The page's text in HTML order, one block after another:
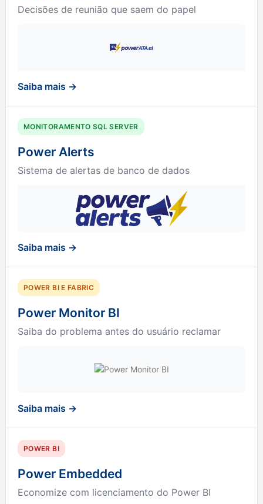
Decisões de reunião que saem do papel
Saiba mais →
MONITORAMENTO SQL SERVER
Power Alerts
Sistema de alertas de banco de dados
Saiba mais →
POWER BI E FABRIC
Power Monitor BI
Saiba do problema antes do usuário reclamar
Saiba mais →
POWER BI
Power Embedded
Economize com licenciamento do Power BI